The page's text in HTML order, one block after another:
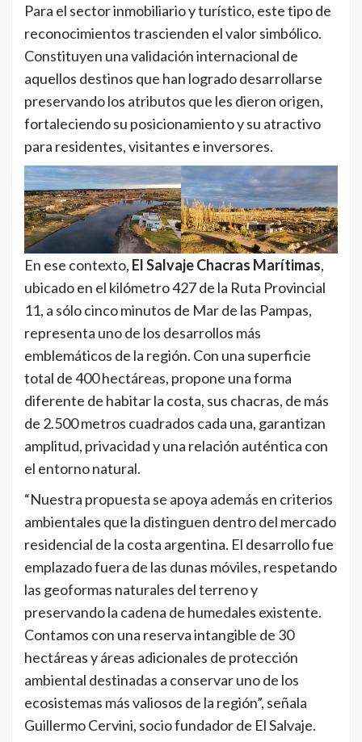
Para el sector inmobiliario y turístico, este tipo de
reconocimientos trascienden el valor simbólico.
Constituyen una validación internacional de
aquellos destinos que han logrado desarrollarse
preservando los atributos que les dieron origen,
fortaleciendo su posicionamiento y su atractivo
para residentes, visitantes e inversores.
En ese contexto, El Salvaje Chacras Marítimas,
ubicado en el kilómetro 427 de la Ruta Provincial
11, a sólo cinco minutos de Mar de las Pampas,
representa uno de los desarrollos más
emblemáticos de la región. Con una superficie
total de 400 hectáreas, propone una forma
diferente de habitar la costa, sus chacras, de más
de 2.500 metros cuadrados cada una, garantizan
amplitud, privacidad y una relación auténtica con
el entorno natural.
“Nuestra propuesta se apoya además en criterios
ambientales que la distinguen dentro del mercado
residencial de la costa argentina. El desarrollo fue
emplazado fuera de las dunas móviles, respetando
las geoformas naturales del terreno y
preservando la cadena de humedales existente.
Contamos con una reserva intangible de 30
hectáreas y áreas adicionales de protección
ambiental destinadas a conservar uno de los
ecosistemas más valiosos de la región”, señala
Guillermo Cervini, socio fundador de El Salvaje.